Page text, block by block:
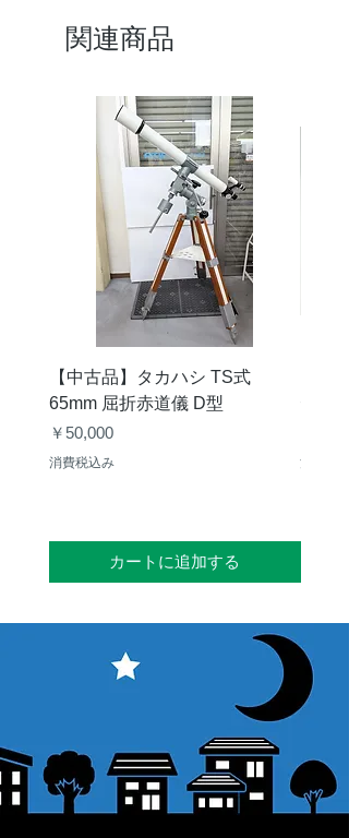
関連商品
【中古品】タカハシ TS式
65mm 屈折赤道儀 D型
価格
￥50,000
消費税込み
カートに追加する
消費税込